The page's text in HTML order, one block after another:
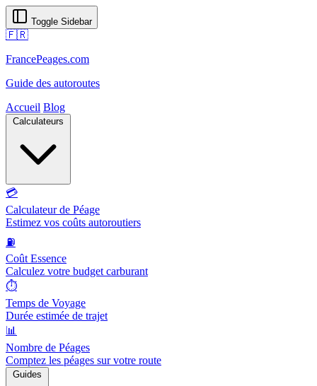
Toggle Sidebar
🇫🇷
FrancePeages.com
Guide des autoroutes
Accueil Blog
Calculateurs
💳
Calculateur de Péage
Estimez vos coûts autoroutiers
⛽
Coût Essence
Calculez votre budget carburant
⏱️
Temps de Voyage
Durée estimée de trajet
📊
Nombre de Péages
Comptez les péages sur votre route
Guides